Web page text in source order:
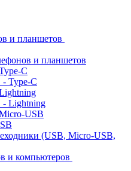
и планшетов
и планшетов
C
- Type-C
- Lightning
USB
(USB, Micro-USB,
и компьютеров